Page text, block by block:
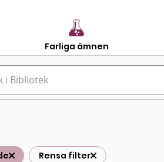
Farliga ämnen
Rensa filter